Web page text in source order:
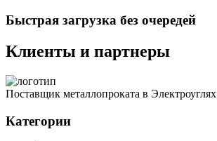
Быстрая загрузка без очередей
Клиенты и партнеры
Поставщик металлопроката в Электроуглях
Категории